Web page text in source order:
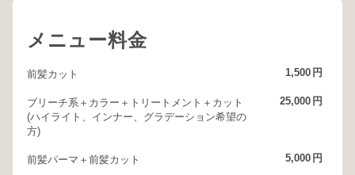
メニュー料金
前髪カット 1,500 円
ブリーチ系＋カラー＋トリートメント＋カット
(ハイライト、インナー、グラデーション希望の
方)
25,000 円
前髪パーマ＋前髪カット 5,000 円